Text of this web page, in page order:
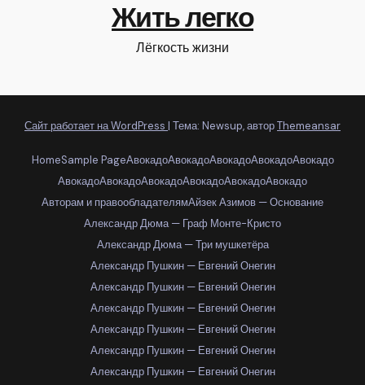
Жить легко
Лёгкость жизни
Сайт работает на WordPress | Тема: Newsup, авторThemeansar
HomeSample PageАвокадоАвокадоАвокадоАвокадоАвокадо
АвокадоАвокадоАвокадоАвокадоАвокадоАвокадо
Авторам и правообладателямАйзек Азимов — Основание
Александр Дюма — Граф Монте-Кристо
Александр Дюма — Три мушкетёра
Александр Пушкин — Евгений Онегин
Александр Пушкин — Евгений Онегин
Александр Пушкин — Евгений Онегин
Александр Пушкин — Евгений Онегин
Александр Пушкин — Евгений Онегин
Александр Пушкин — Евгений Онегин